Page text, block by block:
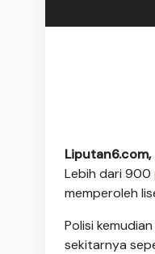
Lebih dari 900
memperoleh
Polisi
sekitarnya